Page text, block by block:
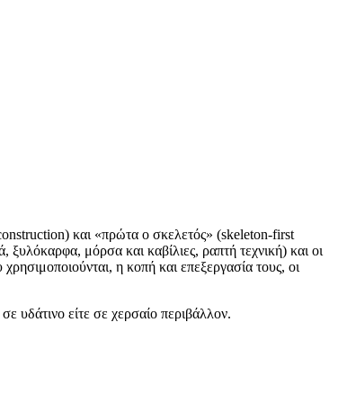
και «πρώτα ο σκελετός» (skeleton-first
μόρσα και καβίλιες, ραπτή τεχνική) και οι
η κοπή και επεξεργασία τους, οι
υδάτινο είτε σε χερσαίο περιβάλλον.